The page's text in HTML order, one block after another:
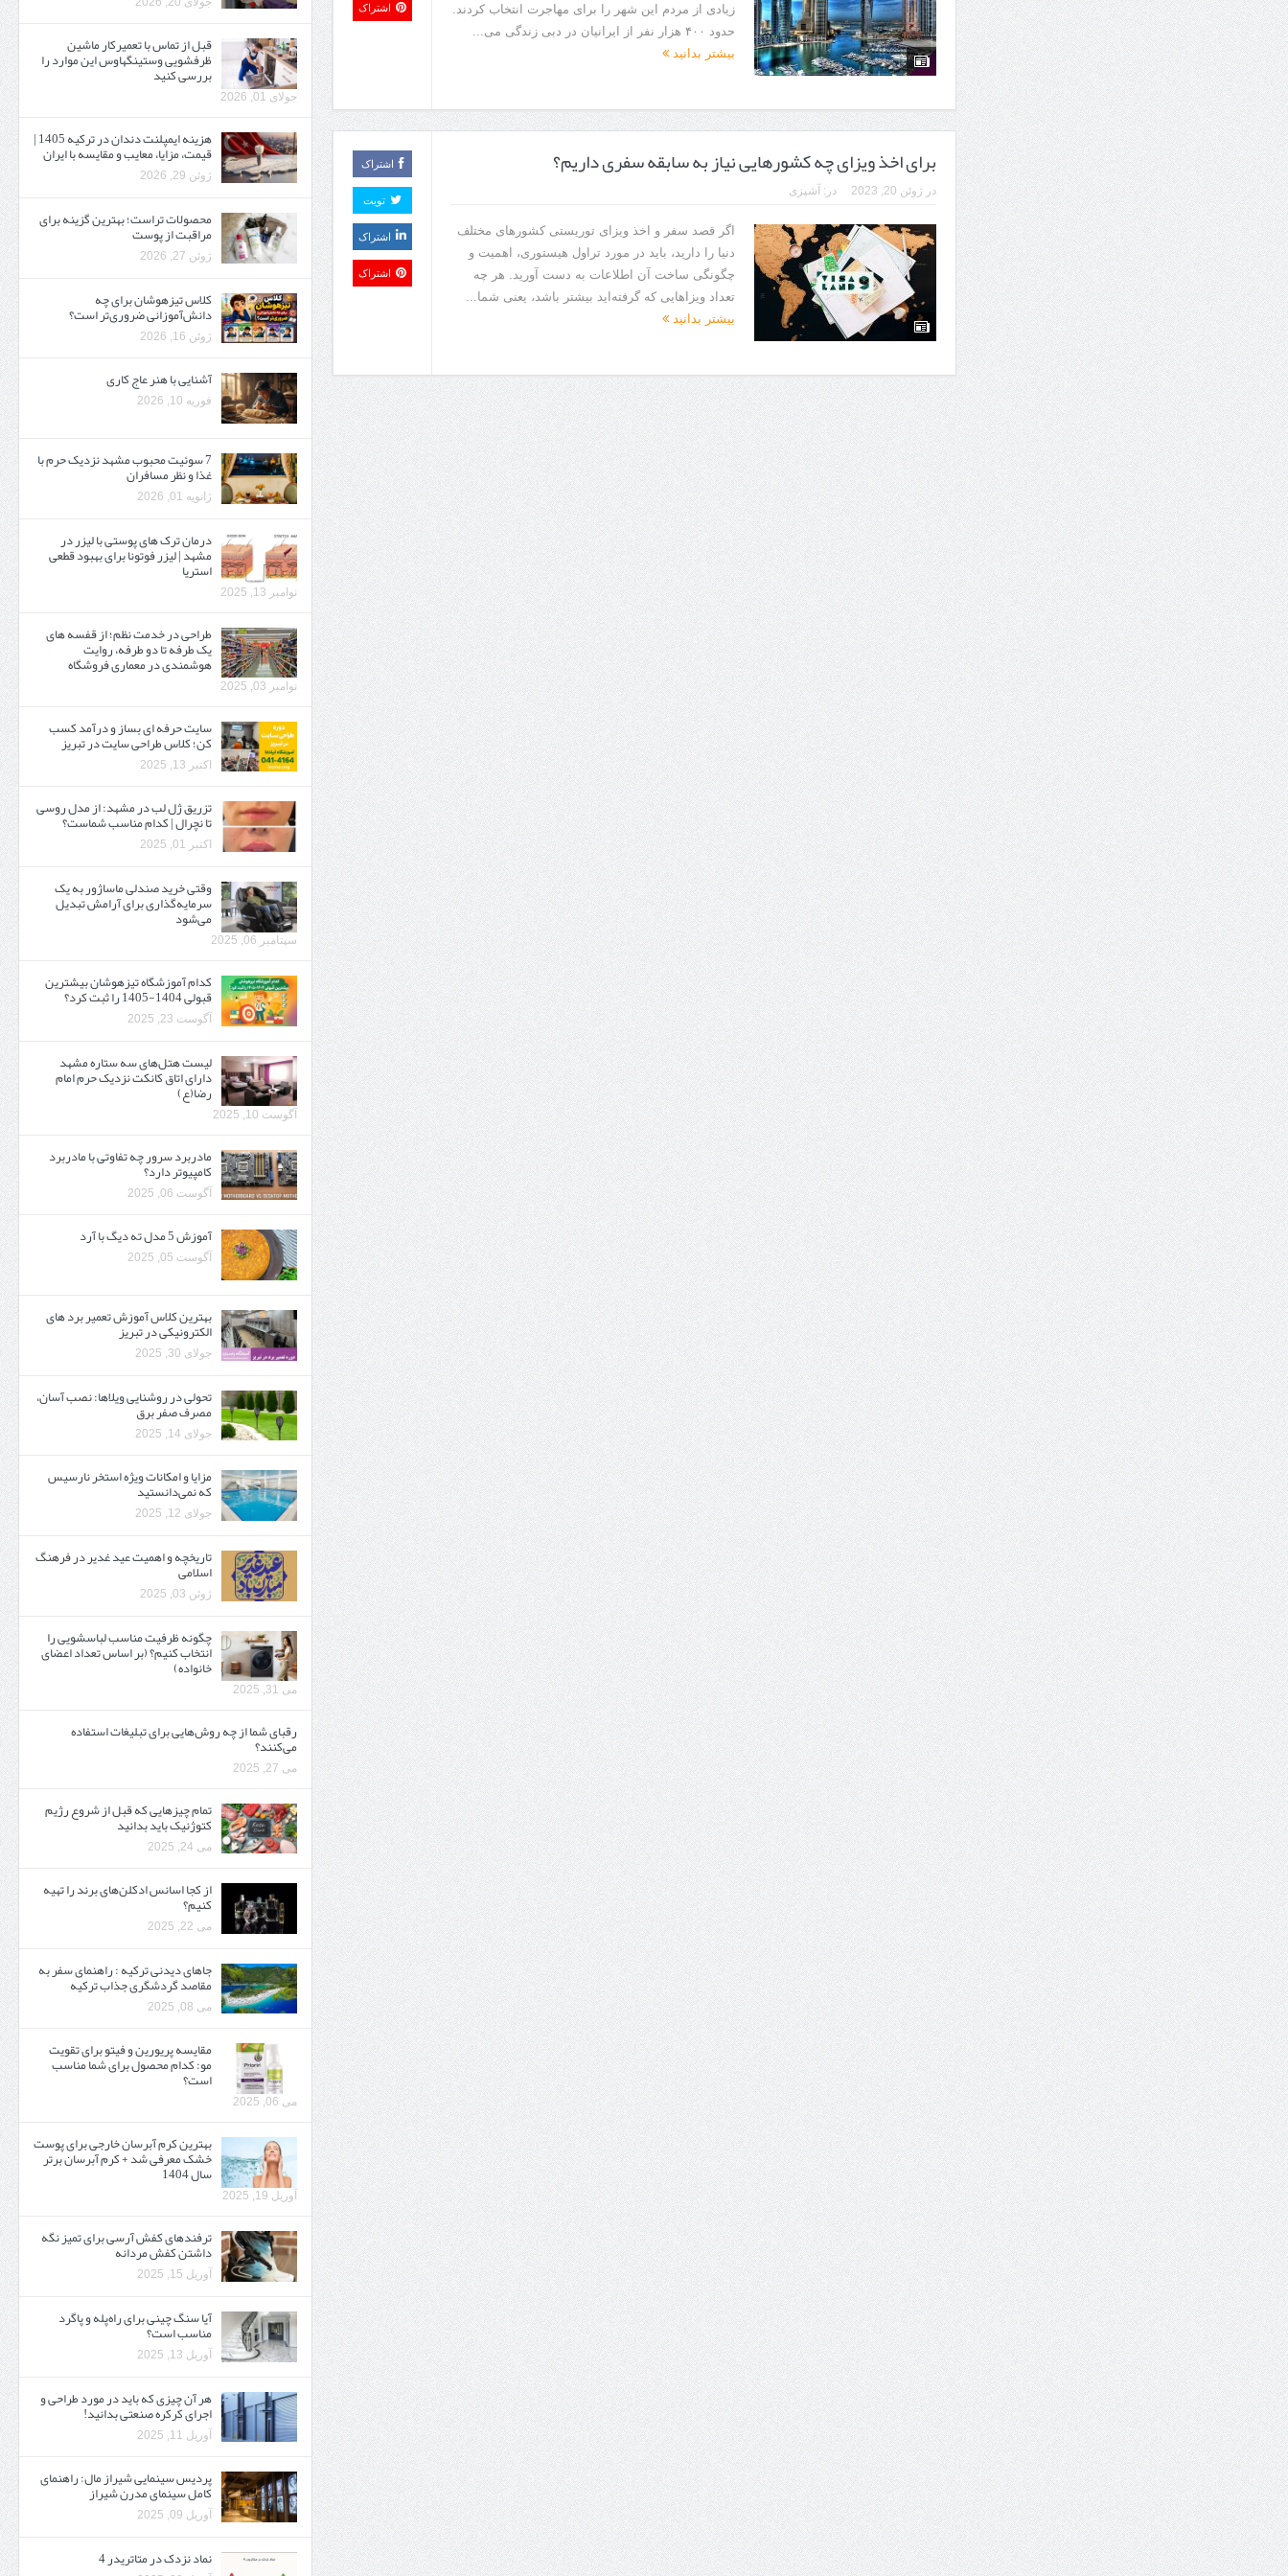
7 سوئیت محبوب مشهد نزدیک حرم با غذا و نظر مسافران
درمان ترک های پوستی با لیزر در مشهد | لیزر فوتونا برای بهبود قطعی استریا
طراحی در خدمت نظم؛ از قفسه ‌های یک‌ طرفه تا دو طرفه، روایت هوشمندی در معماری فروشگاه
زیادی از مردم این شهر را برای مهاجرت انتخاب کردند.
حدود ۴۰۰ هزار نفر از ایرانیان در دبی زندگی می...
بیشتر بدانید
اشتراک
برای اخذ ویزای چه کشور‌هایی نیاز به سابقه سفری داریم؟
در ژوئن 20, 2023 در: آشپزی
اگر قصد سفر و اخذ ویزای توریستی کشور‌های مختلف
دنیا را دارید، باید در مورد تراول هیستوری، اهمیت و
چگونگی ساخت آن اطلاعات به دست آورید. هر چه
تعداد ویزا‌هایی که گرفته‌اید بیشتر باشد، یعنی شما...
بیشتر بدانید
اشتراک
تویت
اشتراک
اشتراک
قبل از تماس با تعمیرکار ماشین
ظرفشویی وستینگهاوس این موارد را
بررسی کنید
جولای 01, 2026
هزینه ایمپلنت دندان در ترکیه 1405 |
قیمت، مزایا، معایب و مقایسه با ایران
ژوئن 29, 2026
محصولات تراست؛ بهترین گزینه برای
مراقبت از پوست
ژوئن 27, 2026
کلاس تیزهوشان برای چه
دانش‌آموزانی ضروری‌تر است؟
ژوئن 16, 2026
آشنایی با هنر عاج کاری
فوریه 10, 2026
7 سوئیت محبوب مشهد نزدیک حرم با
غذا و نظر مسافران
ژانویه 01, 2026
درمان ترک های پوستی با لیزر در
مشهد | لیزر فوتونا برای بهبود قطعی
استریا
نوامبر 13, 2025
طراحی در خدمت نظم؛ از قفسه ‌های
یک‌ طرفه تا دو طرفه، روایت
هوشمندی در معماری فروشگاه
نوامبر 03, 2025
سایت حرفه ‌ای بساز و درآمد کسب
کن؛ کلاس طراحی سایت در تبریز
اکتبر 13, 2025
تزریق ژل لب در مشهد: از مدل روسی
تا نچرال | کدام مناسب شماست؟
اکتبر 01, 2025
وقتی خرید صندلی ماساژور به یک
سرمایه‌گذاری برای آرامش تبدیل
می‌شود
سپتامبر 06, 2025
کدام آموزشگاه تیزهوشان بیشترین
قبولی 1404-1405 را ثبت کرد؟
آگوست 23, 2025
لیست هتل‌های سه ستاره مشهد
دارای اتاق کانکت نزدیک حرم امام
رضا(ع)
آگوست 10, 2025
مادربرد سرور چه تفاوتی با مادربرد
کامپیوتر دارد؟
آگوست 06, 2025
آموزش 5 مدل ته دیگ با آرد
آگوست 05, 2025
بهترین کلاس آموزش تعمیر برد های
الکترونیکی در تبریز
جولای 30, 2025
تحولی در روشنایی ویلاها: نصب آسان،
مصرف صفر برق
جولای 14, 2025
مزایا و امکانات ویژه استخر نارسیس
که نمی‌دانستید
جولای 12, 2025
تاریخچه و اهمیت عید غدیر در فرهنگ
اسلامی
ژوئن 03, 2025
چگونه ظرفیت مناسب لباسشویی را
انتخاب کنیم؟ (بر اساس تعداد اعضای
خانواده)
می 31, 2025
رقبای شما از چه روش‌هایی برای تبلیغات استفاده
می‌کنند؟
می 27, 2025
تمام چیزهایی که قبل از شروع رژیم
کتوژنیک باید بدانید‎
می 24, 2025
از کجا اسانس ادکلن‌های برند را تهیه
کنیم؟
می 22, 2025
جاهای دیدنی ترکیه : راهنمای سفر به
مقاصد گردشگری جذاب ترکیه
می 08, 2025
مقایسه پریورین و فیتو برای تقویت
مو: کدام محصول برای شما مناسب
است؟
می 06, 2025
بهترین کرم آبرسان خارجی برای پوست
خشک معرفی شد + کرم آبرسان برتر
سال 1404
آوریل 19, 2025
ترفندهای کفش آرسی برای تمیز نگه
داشتن کفش مردانه
آوریل 15, 2025
آیا سنگ چینی برای راه‌پله و پاگرد
مناسب است؟
آوریل 13, 2025
هر آن چیزی که باید در مورد طراحی و
اجرای کرکره صنعتی بدانید!
آوریل 11, 2025
پردیس سینمایی شیراز مال: راهنمای
کامل سینمای مدرن شیراز
آوریل 09, 2025
نماد نزدک در متاتریدر 4